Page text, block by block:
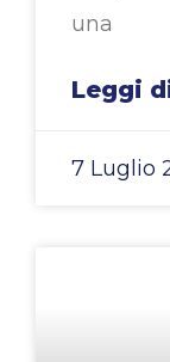
una
Leggi
7 Luglio